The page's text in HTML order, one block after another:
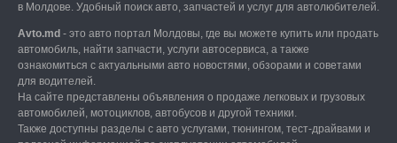
в Молдове. Удобный поиск авто, запчастей и услуг для автолюбителей.
Avto.md - это авто портал Молдовы, где вы можете купить или продать
автомобиль, найти запчасти, услуги автосервиса, а также
ознакомиться с актуальными авто новостями, обзорами и советами
для водителей.
На сайте представлены объявления о продаже легковых и грузовых
автомобилей, мотоциклов, автобусов и другой техники.
Также доступны разделы с авто услугами, тюнингом, тест-драйвами и